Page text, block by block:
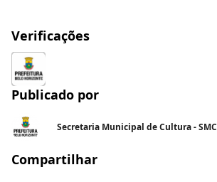
Verificações
Publicado por
Secretaria Municipal de Cultura - SMC
Compartilhar